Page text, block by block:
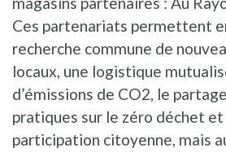
Ces partenariats permettent
recherche commune de
locaux, une logistique
d’émissions de CO2, le
pratiques sur le zéro déchet
participation citoyenne, mais